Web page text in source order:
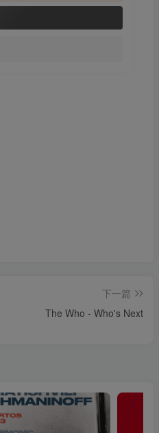
下一篇
The Who - Who's Next